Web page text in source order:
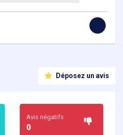
Déposez un avis
Avis négatifs
0